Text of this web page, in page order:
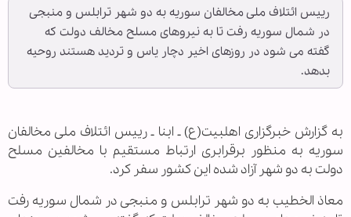
رییس ائتلاف ملی مخالفان سوریه به دو شهر ترابلس و منبجی
در شمال سوریه رفت تا به نیروهای مسلح مخالف دولت که
گفته می شود در روزهای اخیر دچار یاس و تردید هستند روحیه
بدهد.
به گزارش خبرگزاری اهل‏بیت(ع) ـ ابنا ـ رییس ائتلاف ملی مخالفان
سوریه به منظور برقرابری ارتباط مستقیم با مخالفین مسلح
دولت به دو شهر آزاد شده این کشور سفر کرد.
معاذ الخطیب به دو شهر ترابلس و منبجی در شمال سوریه رفت